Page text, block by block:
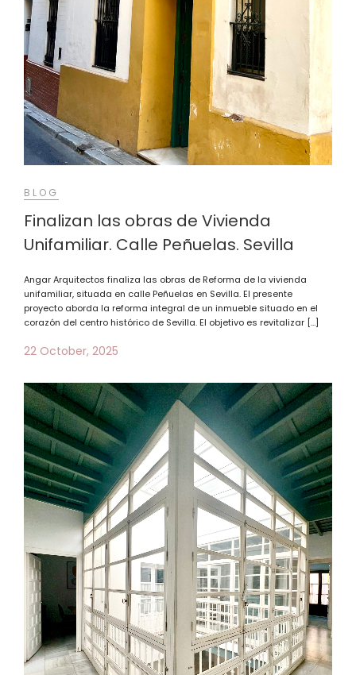
BLOG
Finalizan las obras de Vivienda
Unifamiliar. Calle Peñuelas. Sevilla
Angar Arquitectos finaliza las obras de Reforma de la vivienda
unifamiliar, situada en calle Peñuelas en Sevilla. El presente
proyecto aborda la reforma integral de un inmueble situado en el
corazón del centro histórico de Sevilla. El objetivo es revitalizar […]
22 October, 2025